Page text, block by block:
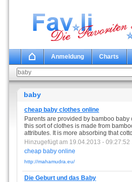
Anmeldung Charts
baby
cheap baby clothes online
Parents are provided by bamboo
this sort of clothes is made from
attributes. It is more absorbing that
Hinzugefügt am 19.04.2013 - 09:27:52
cheap baby online
http://mahamudra.eu/
Die Geburt und das Baby